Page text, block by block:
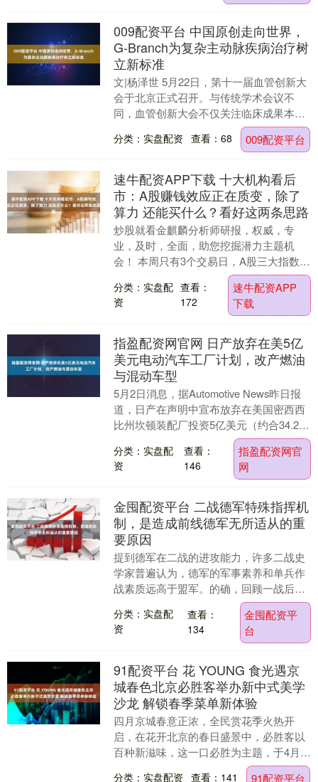
009配资平台 中国原创走向世界，
G-Branch为复杂主动脉疾病治疗树
立新标准
文|杨泽世 5月22日，第十一届血管创新大
会于北京正式召开。与传统学术会议不
同，血管创新大会不仅关注临床成果本
身，更强调“创新如何真正改变医疗”。从
原创术式到高....
分类：实盘配资 查看：68 009配资平台
速牛配资APP下载 十大机构看后
市：A股赚钱效应正在质变，除了
算力 还能买什么？看好这两条思路
炒股就看金麒麟分析师研报，权威，专
业，及时，全面，助您挖掘潜力主题机
会！ 本周只有3个交易日，A股三大指数周
线全部上涨。其中，上证指数、深证成
指、创业板指分别累....
分类：实盘配
资
查看：
172
速牛配资APP
下载
指盈配资网官网 日产放弃在美5亿
美元电动汽车工厂计划，改产燃油
与混动车型
5月2日消息，据Automotive News昨日报
道，日产在声明中宣布放弃在美国密西西
比州坎顿装配厂投资5亿美元（约合34.2亿
元人民币）建设全电动汽车生产线....
分类：实盘配
资
查看：
146
指盈配资网官
网
金囤配资平台 二战德军特殊指挥机
制，是造成前线德军无所适从的重
要原因
提到德军在二战的进攻能力，许多二战史
学家普遍认为，德军的军事素养和单兵作
战素质远高于盟军。的确，回顾一战后德
军的崛起过程，可以清晰地看到，其指挥
体系的不断调整和....
分类：实盘配
资
查看：
134
金囤配资平
台
91配资平台 花 YOUNG 食光遇京
城春色北京必胜客举办新中式美学
沙龙 解锁春季菜单新体验
四月京城春意正浓，全民赏花季火热开
启，在花开北京的春日盛景中，必胜客以
百种新滋味，这一口必胜为主题，于4月
28日在北京航天桥店举办了一场别开生面
分类：实盘配资 查看：141 91配资平台